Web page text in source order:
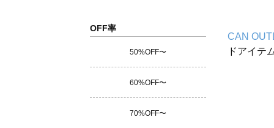
OFF率
50%OFF〜
60%OFF〜
70%OFF〜
CAN
ドアイテ